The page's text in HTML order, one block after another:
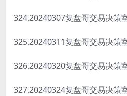
324.20240307复盘哥交易决策
325.20240311复盘哥交易决策
326.20240320复盘哥交易决策
327.20240324复盘哥交易决策